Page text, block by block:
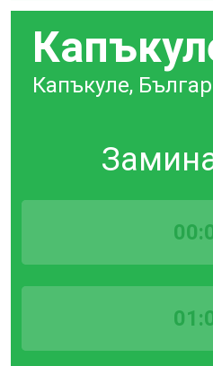
Капъкуле,